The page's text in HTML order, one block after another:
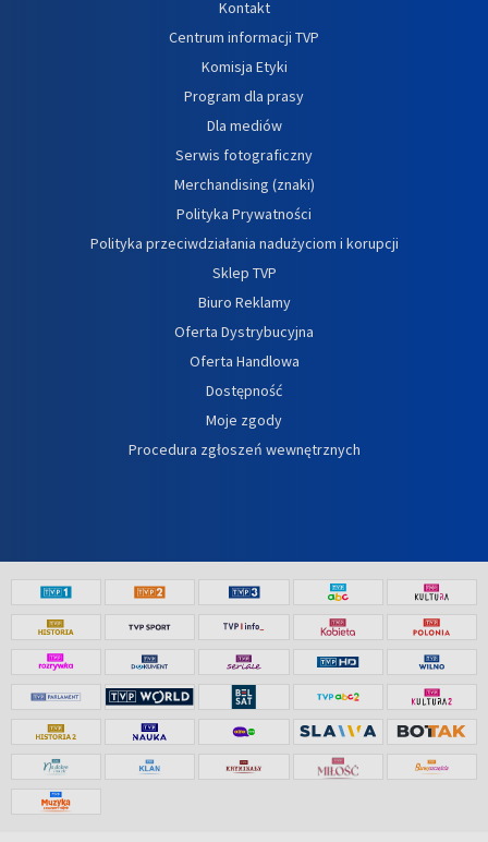
Kontakt
Centrum informacji TVP
Komisja Etyki
Program dla prasy
Dla mediów
Serwis fotograficzny
Merchandising (znaki)
Polityka Prywatności
Polityka przeciwdziałania nadużyciom i korupcji
Sklep TVP
Biuro Reklamy
Oferta Dystrybucyjna
Oferta Handlowa
Dostępność
Moje zgody
Procedura zgłoszeń wewnętrznych